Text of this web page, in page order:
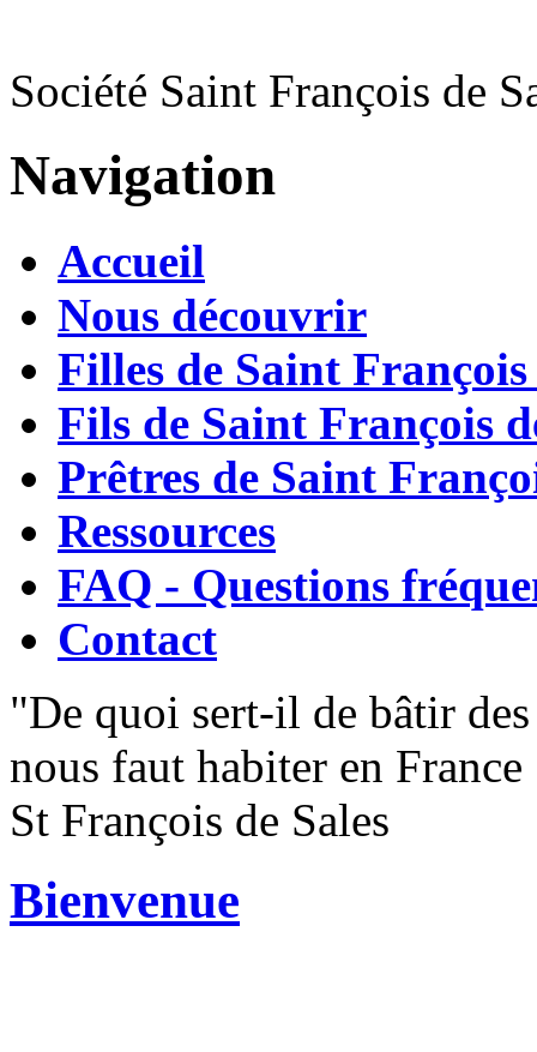
Société Saint François de
Navigation
Accueil
Nous découvrir
Filles de Saint François
Fils de Saint François
Prêtres de Saint
Ressources
FAQ - Questions
Contact
"De quoi sert-il de bâtir
nous faut habiter en France
St François de Sales
Bienvenue